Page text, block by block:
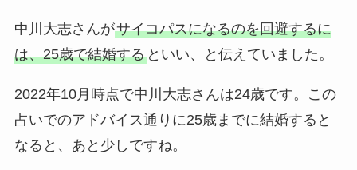
中川大志さんがサイコパスになるのを回避するに
は、25歳で結婚するといい、と伝えていました。
2022年10月時点で中川大志さんは24歳です。この
占いでのアドバイス通りに25歳までに結婚すると
なると、あと少しですね。